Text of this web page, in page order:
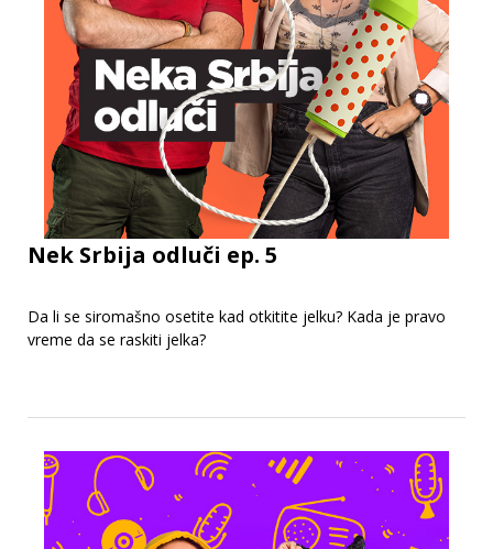
Nek Srbija odluči ep. 5
Da li se siromašno osetite kad otkitite jelku? Kada je pravo
vreme da se raskiti jelka?